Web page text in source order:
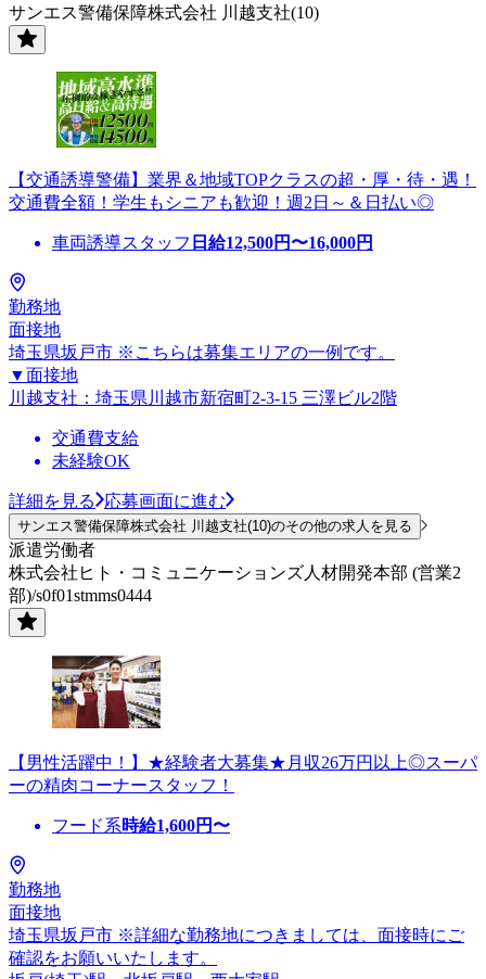
サンエス警備保障株式会社 川越支社(10)
【交通誘導警備】業界＆地域TOPクラスの超・厚・待・遇！
交通費全額！学生もシニアも歓迎！週2日～＆日払い◎
車両誘導スタッフ 日給12,500円〜16,000円
勤務地
面接地
埼玉県坂戸市 ※こちらは募集エリアの一例です。
▼面接地
川越支社：埼玉県川越市新宿町2-3-15 三澤ビル2階
交通費支給
未経験OK
詳細を見る 応募画面に進む
サンエス警備保障株式会社 川越支社(10)のその他の求人を見る
派遣労働者
株式会社ヒト・コミュニケーションズ人材開発本部 (営業2
部)/s0f01stmms0444
【男性活躍中！】★経験者大募集★月収26万円以上◎スーパ
ーの精肉コーナースタッフ！
フード系時給1,600円〜
勤務地
面接地
埼玉県坂戸市 ※詳細な勤務地につきましては、面接時にご
確認をお願いいたします。